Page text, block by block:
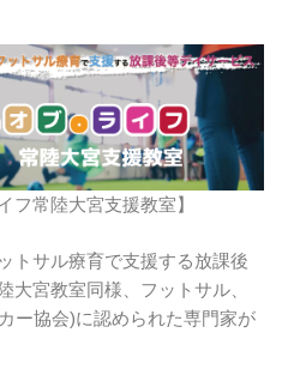
フ常陸大宮支援教室】
トサル療育で支援する放課後
大宮教室同様、フットサル、
ー協会)に認められた専門家が